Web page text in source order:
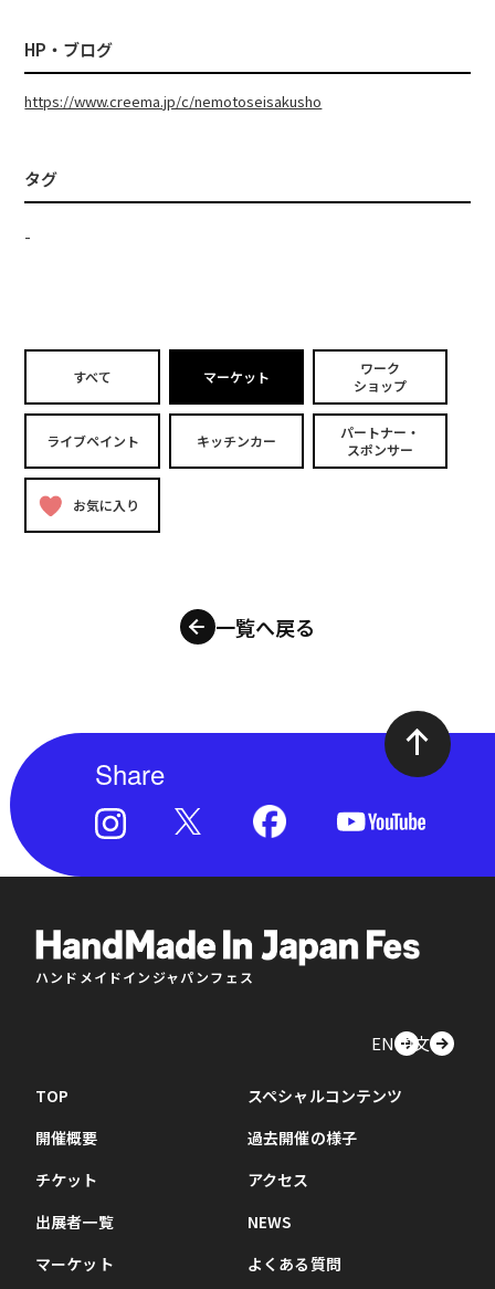
HP・ブログ
https://www.creema.jp/c/nemotoseisakusho
タグ
-
すべて マーケット
ワーク
ショップ
ライブペイント キッチンカー
パートナー・
スポンサー
お気に入り
一覧へ戻る
Share
ハンドメイドインジャパンフェス
EN中文
TOP
開催概要
チケット
出展者一覧
マーケット
スペシャルコンテンツ
過去開催の様子
アクセス
NEWS
よくある質問